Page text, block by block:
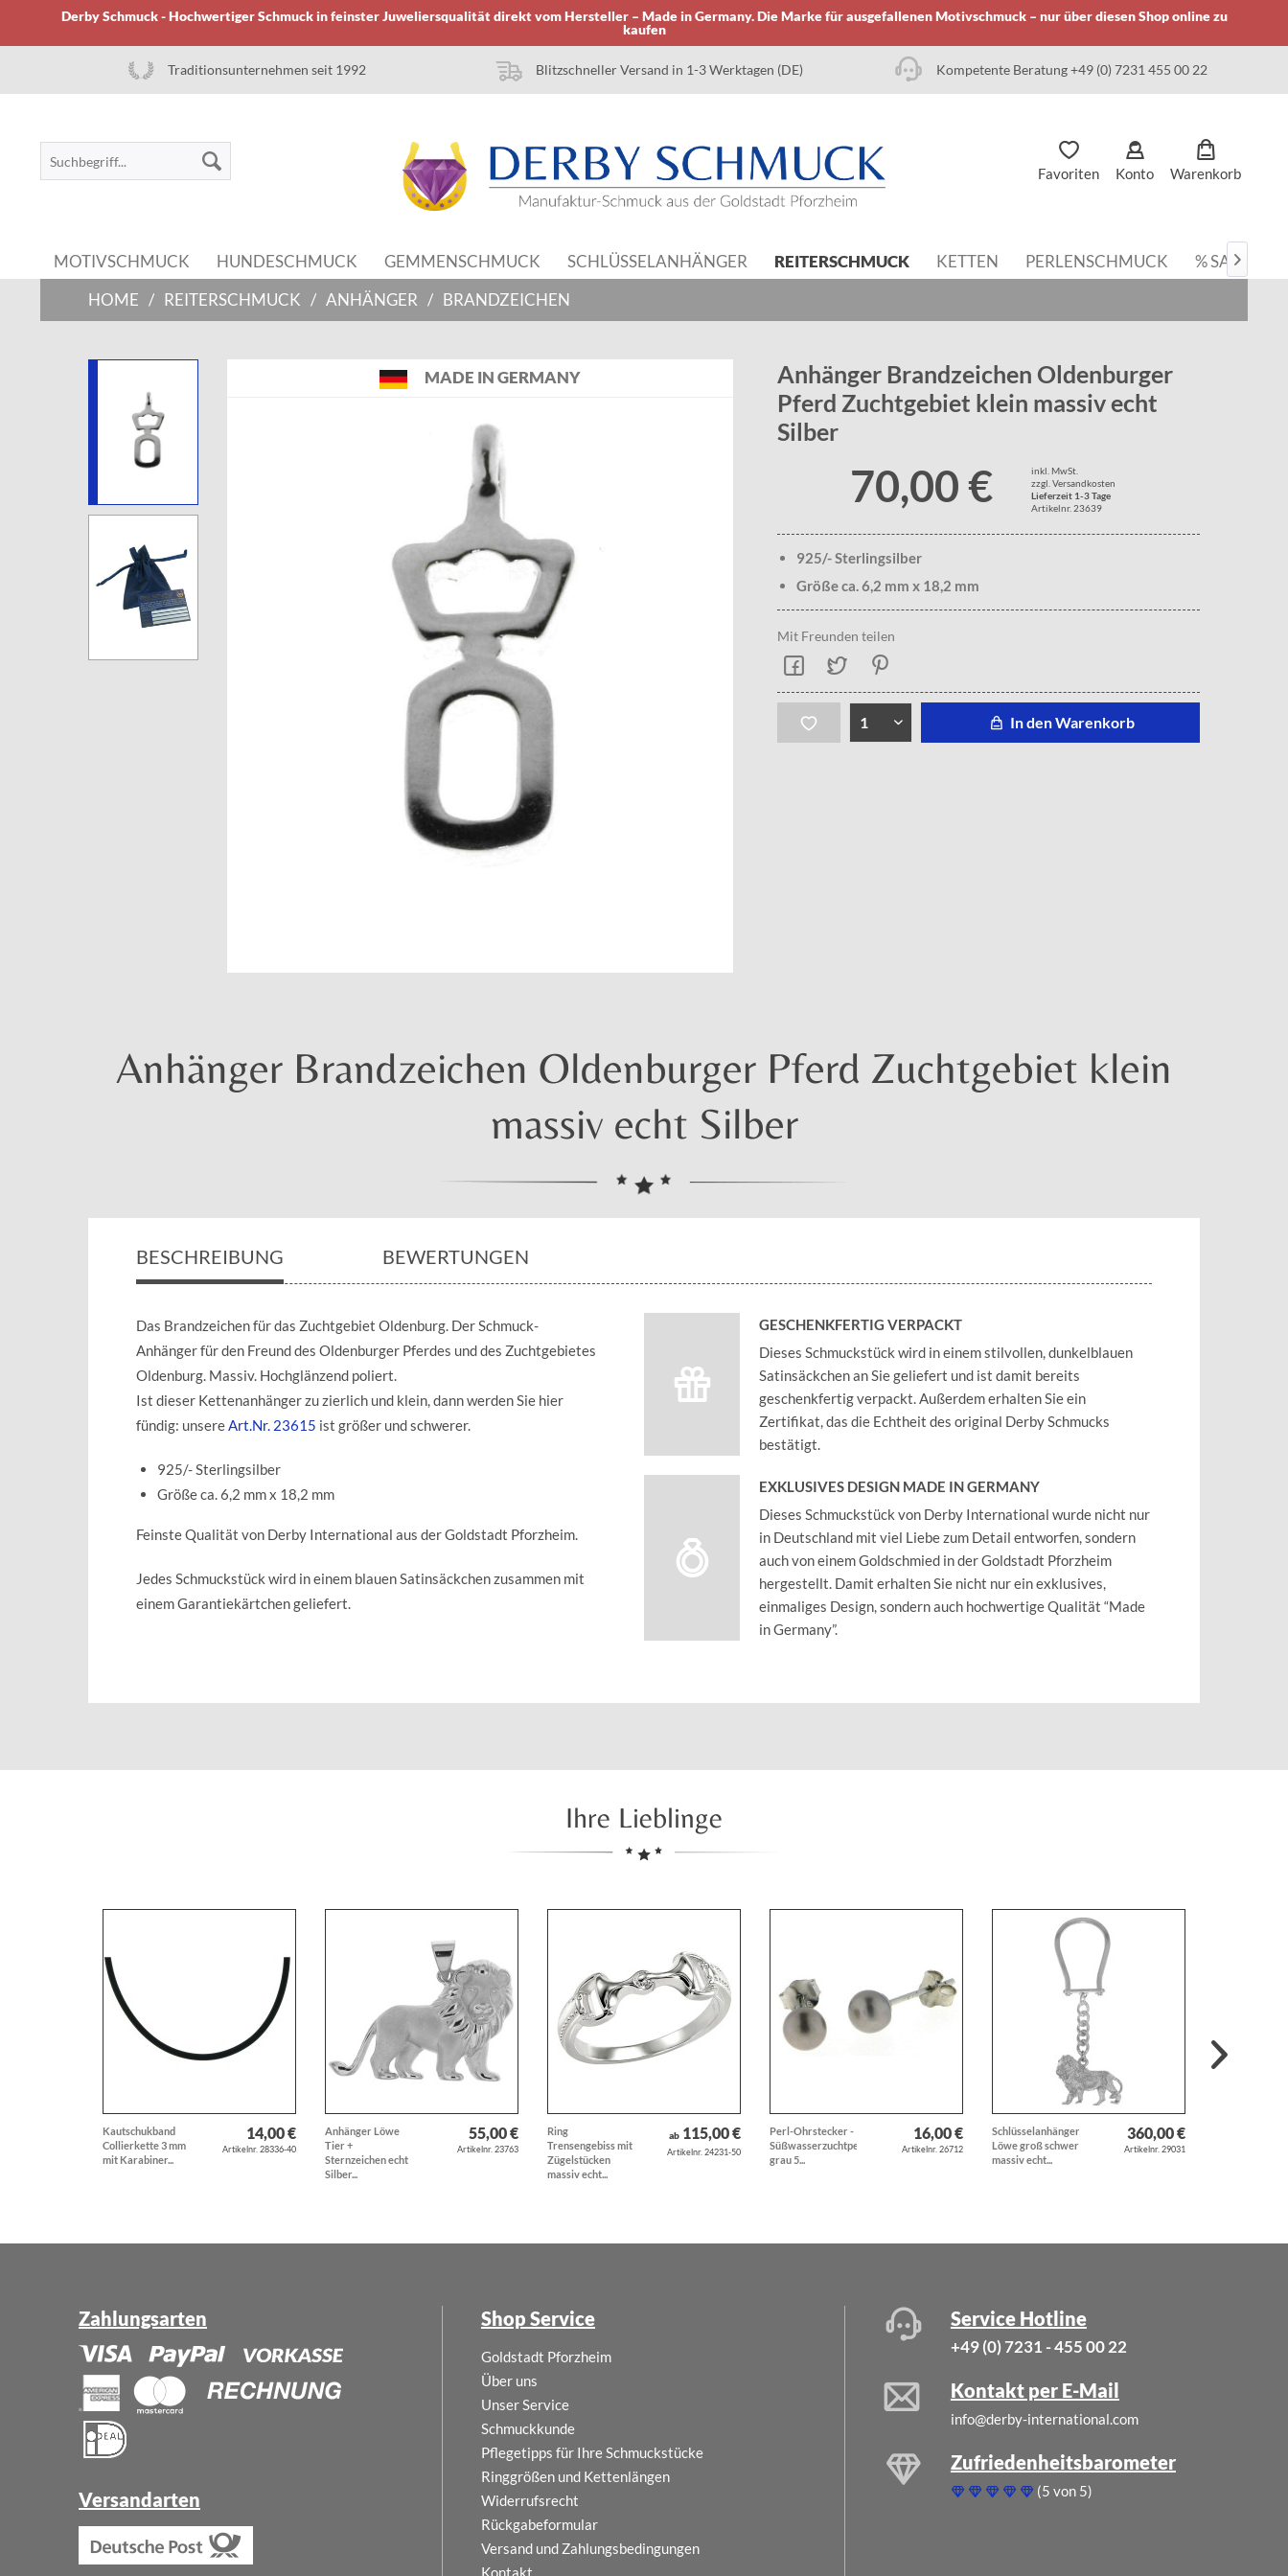
Derby Schmuck - Hochwertiger Schmuck in feinster Juweliersqualität direkt vom Hersteller – Made in Germany. Die Marke für ausgefallenen Motivschmuck – nur über diesen Shop online zu
kaufen
Traditionsunternehmen seit 1992 Blitzschneller Versand in 1-3 Werktagen (DE) Kompetente Beratung +49 (0) 7231 455 00 22
Favoriten Konto Warenkorb
MOTIVSCHMUCK HUNDESCHMUCK GEMMENSCHMUCK SCHLÜSSELANHÄNGER REITERSCHMUCK KETTEN PERLENSCHMUCK % SALE

HOME / REITERSCHMUCK / ANHÄNGER / BRANDZEICHEN
MADE IN GERMANY
Anhänger Brandzeichen Oldenburger
Pferd Zuchtgebiet klein massiv echt
Silber
70,00 €
inkl. MwSt.
zzgl. Versandkosten
Lieferzeit 1-3 Tage
Artikelnr. 23639
925/- Sterlingsilber
Größe ca. 6,2 mm x 18,2 mm
Mit Freunden teilen
In den Warenkorb
Anhänger Brandzeichen Oldenburger Pferd Zuchtgebiet klein
massiv echt Silber
BESCHREIBUNG BEWERTUNGEN
Das Brandzeichen für das Zuchtgebiet Oldenburg. Der Schmuck-
Anhänger für den Freund des Oldenburger Pferdes und des Zuchtgebietes
Oldenburg. Massiv. Hochglänzend poliert.
Ist dieser Kettenanhänger zu zierlich und klein, dann werden Sie hier
fündig: unsere Art.Nr. 23615 ist größer und schwerer.
925/- Sterlingsilber
Größe ca. 6,2 mm x 18,2 mm
Feinste Qualität von Derby International aus der Goldstadt Pforzheim.
Jedes Schmuckstück wird in einem blauen Satinsäckchen zusammen mit
einem Garantiekärtchen geliefert.
GESCHENKFERTIG VERPACKT
Dieses Schmuckstück wird in einem stilvollen, dunkelblauen
Satinsäckchen an Sie geliefert und ist damit bereits
geschenkfertig verpackt. Außerdem erhalten Sie ein
Zertifikat, das die Echtheit des original Derby Schmucks
bestätigt.
EXKLUSIVES DESIGN MADE IN GERMANY
Dieses Schmuckstück von Derby International wurde nicht nur
in Deutschland mit viel Liebe zum Detail entworfen, sondern
auch von einem Goldschmied in der Goldstadt Pforzheim
hergestellt. Damit erhalten Sie nicht nur ein exklusives,
einmaliges Design, sondern auch hochwertige Qualität “Made
in Germany”.
Ihre Lieblinge
Kautschukband
Collierkette 3 mm
mit Karabiner...
14,00 €
Artikelnr. 28336-40
Anhänger Löwe
Tier +
Sternzeichen echt
Silber...
55,00 €
Artikelnr. 23763
Ring
Trensengebiss mit
Zügelstücken
massiv echt...
ab 115,00 €
Artikelnr. 24231-50
Perl-Ohrstecker -
Süßwasserzuchtperlen
grau 5...
16,00 €
Artikelnr. 26712
Schlüsselanhänger
Löwe groß schwer
massiv echt...
360,00 €
Artikelnr. 29031
Zahlungsarten
Versandarten
Shop Service
Goldstadt Pforzheim
Über uns
Unser Service
Schmuckkunde
Pflegetipps für Ihre Schmuckstücke
Ringgrößen und Kettenlängen
Widerrufsrecht
Rückgabeformular
Versand und Zahlungsbedingungen
Kontakt
Service Hotline
+49 (0) 7231 - 455 00 22
Kontakt per E-Mail
info@derby-international.com
Zufriedenheitsbarometer
(5 von 5)